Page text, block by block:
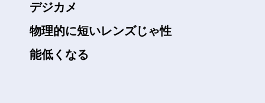
デジカメ
物理的に短いレンズじゃ性
能低くなる